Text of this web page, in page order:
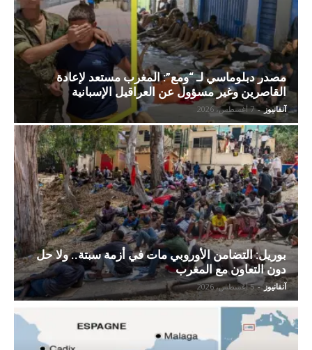
مصدر دبلوماسي لـ “ومع”: المغرب مستعد لإعادة
القاصرين وغير مسؤول عن العراقيل الإسبانية
آنفانيوز - 7 أغسطس، 2026
بوريل: التضامن الأوروبي مات في أزمة سبتة.. ولا حل
دون التعاون مع المغرب
آنفانيوز - 5 أغسطس، 2026